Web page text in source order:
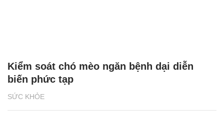
SỨC KHỎE
Kiểm soát chó mèo ngăn bệnh dại diễn
biến phức tạp